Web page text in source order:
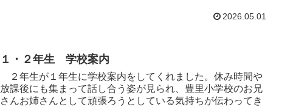
2026.05.01
１・２年生 学校案内
２年生が１年生に学校案内をしてくれました。休み時間や
放課後にも集まって話し合う姿が見られ、豊里小学校のお兄
さんお姉さんとして頑張ろうとしている気持ちが伝わってき